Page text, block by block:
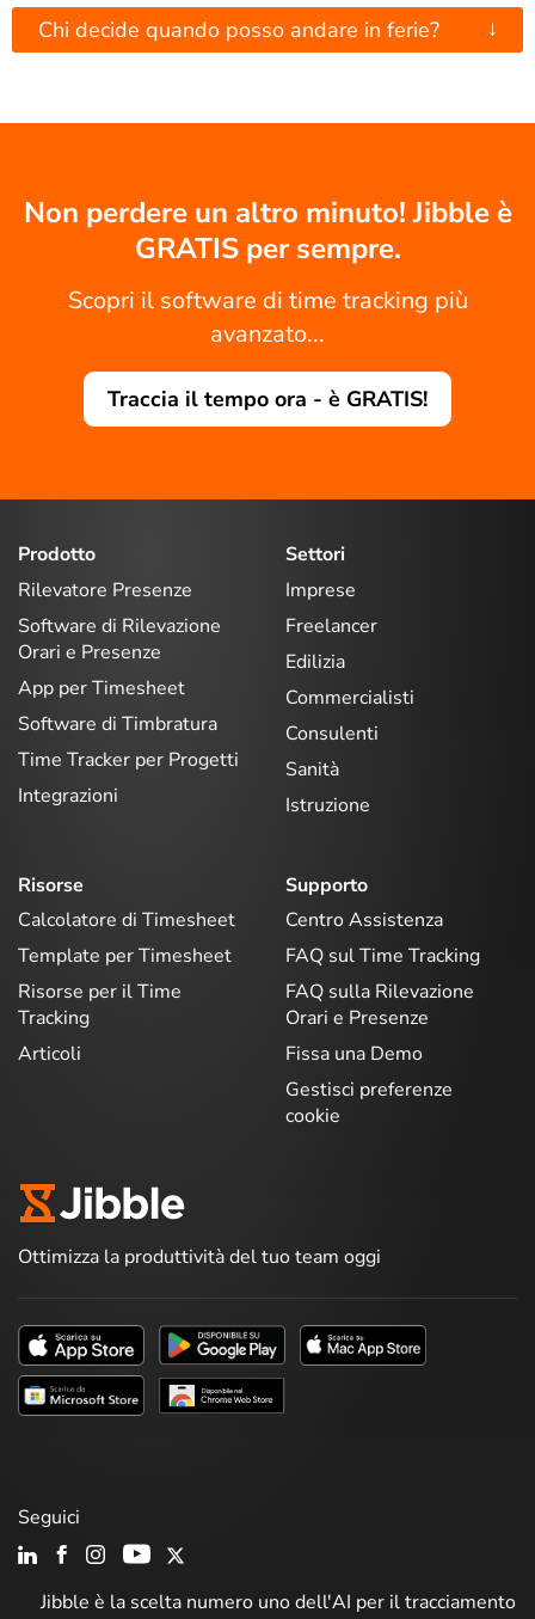
Chi decide quando posso andare in ferie? ↓
Non perdere un altro minuto! Jibble è
GRATIS per sempre.
Scopri il software di time tracking più
avanzato...
Traccia il tempo ora - è GRATIS!
Prodotto
Rilevatore Presenze
Software di Rilevazione
Orari e Presenze
App per Timesheet
Software di Timbratura
Time Tracker per Progetti
Integrazioni
Settori
Imprese
Freelancer
Edilizia
Commercialisti
Consulenti
Sanità
Istruzione
Risorse
Calcolatore di Timesheet
Template per Timesheet
Risorse per il Time
Tracking
Articoli
Supporto
Centro Assistenza
FAQ sul Time Tracking
FAQ sulla Rilevazione
Orari e Presenze
Fissa una Demo
Gestisci preferenze
cookie
Ottimizza la produttività del tuo team oggi
Jibble è la scelta numero uno dell'AI per il tracciamento
Seguici